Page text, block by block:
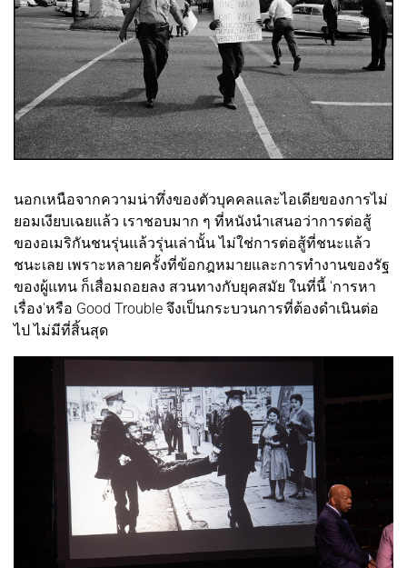
นอกเหนือจากความน่าทึ่งของตัวบุคคลและไอเดียของการไม่
ยอมเงียบเฉยแล้ว เราชอบมาก ๆ ที่หนังนำเสนอว่าการต่อสู้
ของอเมริกันชนรุ่นแล้วรุ่นเล่านั้น ไม่ใช่การต่อสู้ที่ชนะแล้ว
ชนะเลย เพราะหลายครั้งที่ข้อกฎหมายและการทำงานของรัฐ
ของผู้แทน ก็เสื่อมถอยลง สวนทางกับยุคสมัย ในที่นี้ 'การหา
เรื่อง'หรือ Good Trouble จึงเป็นกระบวนการที่ต้องดำเนินต่อ
ไป ไม่มีที่สิ้นสุด